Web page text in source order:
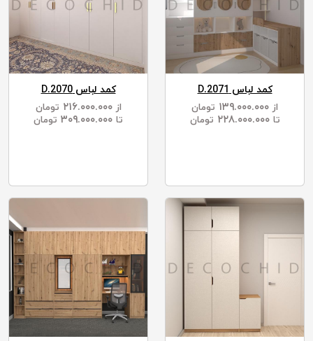
کمد لباس D.2070
از ۲۱۶.۰۰۰.۰۰۰
تومان
تا
تومان
کمد لباس D.2071
از
تومان
تا ۲۲۸.۰۰۰.۰۰۰ تومان